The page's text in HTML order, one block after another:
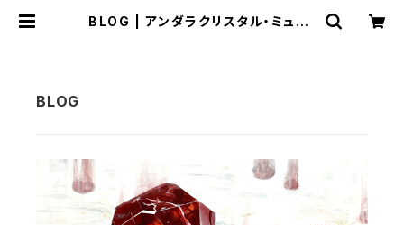
BLOG | アンダラクリスタル・ミュゼ/